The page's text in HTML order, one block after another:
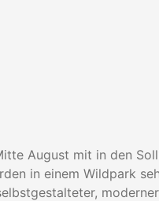
August mit in den
in einem Wildpark